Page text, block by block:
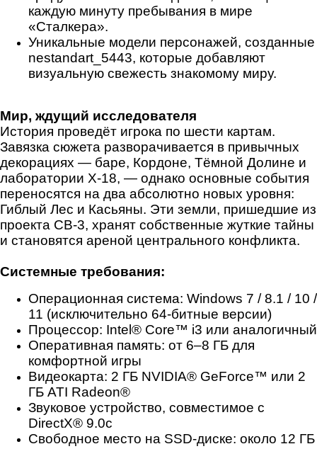
каждую минуту пребывания в мире
«Сталкера».
Уникальные модели персонажей, созданные
nestandart_5443, которые добавляют
визуальную свежесть знакомому миру.
Мир, ждущий исследователя
История проведёт игрока по шести картам.
Завязка сюжета разворачивается в привычных
декорациях — баре, Кордоне, Тёмной Долине и
лаборатории Х-18, — однако основные события
переносятся на два абсолютно новых уровня:
Гиблый Лес и Касьяны. Эти земли, пришедшие из
проекта СВ-3, хранят собственные жуткие тайны
и становятся ареной центрального конфликта.
Системные требования:
Операционная система: Windows 7 / 8.1 / 10 /
11 (исключительно 64-битные версии)
Процессор: Intel® Core™ i3 или аналогичный
Оперативная память: от 6–8 ГБ для
комфортной игры
Видеокарта: 2 ГБ NVIDIA® GeForce™ или 2
ГБ ATI Radeon®
Звуковое устройство, совместимое с
DirectX® 9.0c
Свободное место на SSD-диске: около 12 ГБ